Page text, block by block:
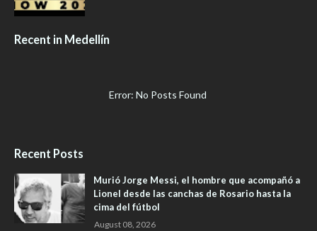
Recent in Medellín
Error: No Posts Found
Recent Posts
Murió Jorge Messi, el hombre que acompañó a
Lionel desde las canchas de Rosario hasta la
cima del fútbol
August 08, 2026